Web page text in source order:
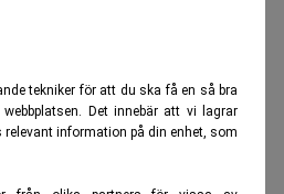
tekniker för att du ska få en så bra
Det innebär att vi lagrar
information på din enhet, som